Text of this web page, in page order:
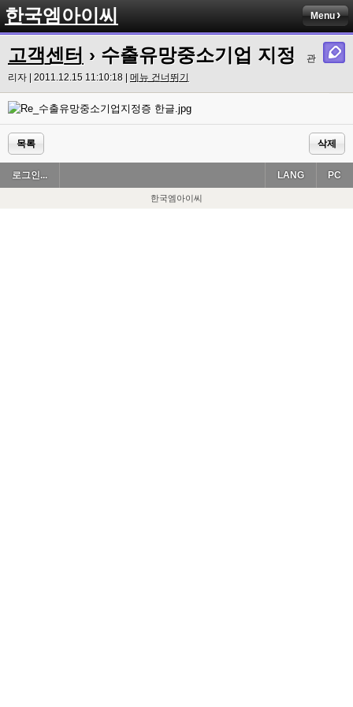
한국엠아이씨 Menu
고객센터 › 수출유망중소기업 지정
관
리자 | 2011.12.15 11:10:18 | 메뉴 건너뛰기
목록 삭제
로그인... PC
LANG
한국엠아이씨